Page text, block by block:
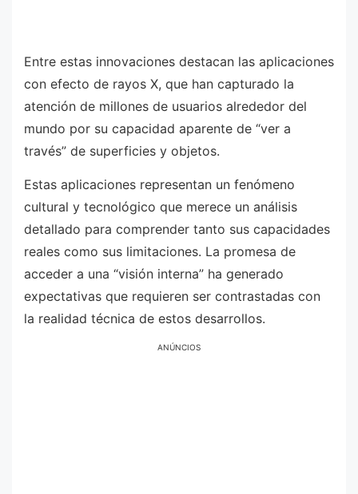
Entre estas innovaciones destacan las aplicaciones
con efecto de rayos X, que han capturado la
atención de millones de usuarios alrededor del
mundo por su capacidad aparente de “ver a
través” de superficies y objetos.
Estas aplicaciones representan un fenómeno
cultural y tecnológico que merece un análisis
detallado para comprender tanto sus capacidades
reales como sus limitaciones. La promesa de
acceder a una “visión interna” ha generado
expectativas que requieren ser contrastadas con
la realidad técnica de estos desarrollos.
ANÚNCIOS